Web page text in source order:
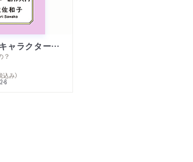
７日でできるキャラクター創作入門
？
込み）
6